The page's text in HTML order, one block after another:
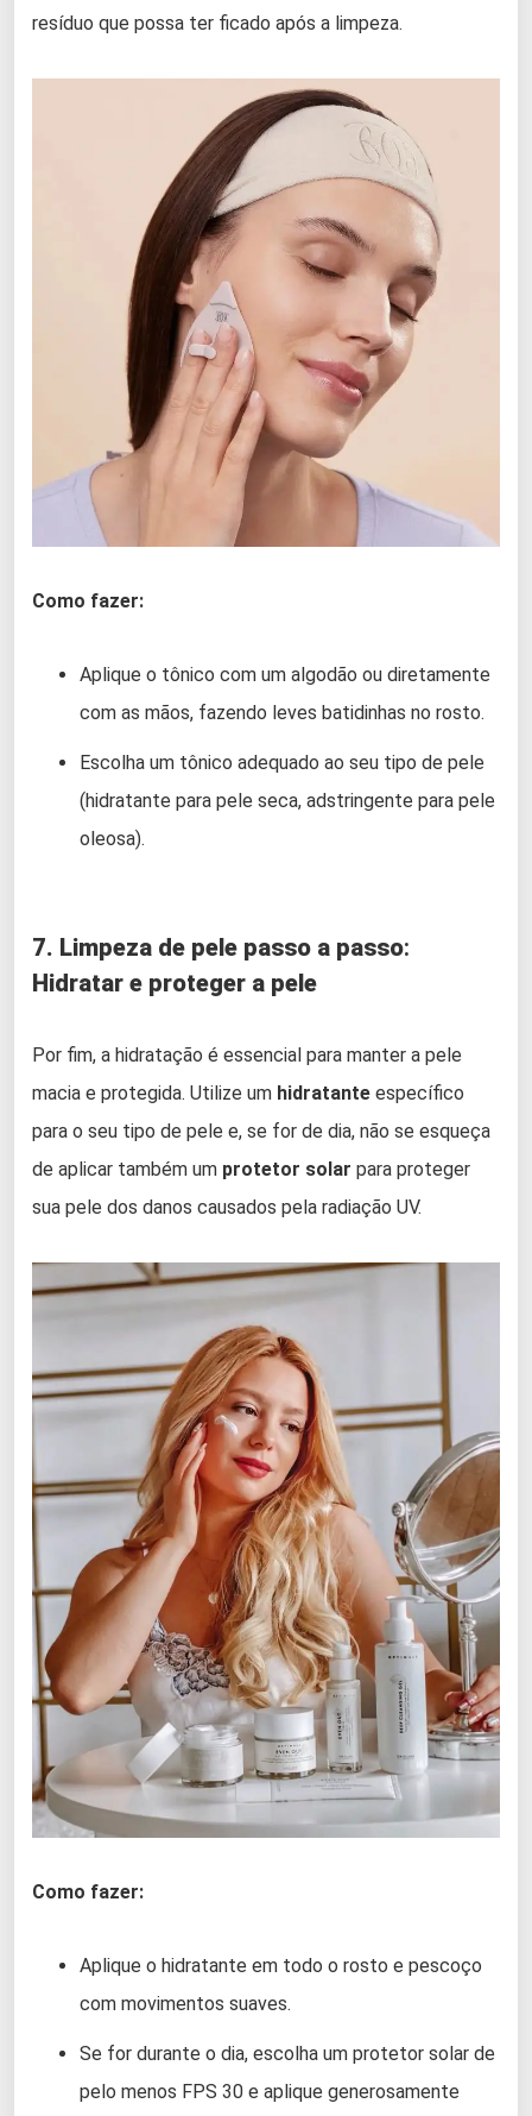
resíduo que possa ter ficado após a limpeza.
Como fazer:
Aplique o tônico com um algodão ou diretamente
com as mãos, fazendo leves batidinhas no rosto.
Escolha um tônico adequado ao seu tipo de pele
(hidratante para pele seca, adstringente para pele
oleosa).
7. Limpeza de pele passo a passo:
Hidratar e proteger a pele
Por fim, a hidratação é essencial para manter a pele
macia e protegida. Utilize um hidratante específico
para o seu tipo de pele e, se for de dia, não se esqueça
de aplicar também um protetor solar para proteger
sua pele dos danos causados pela radiação UV.
Como fazer:
Aplique o hidratante em todo o rosto e pescoço
com movimentos suaves.
Se for durante o dia, escolha um protetor solar de
pelo menos FPS 30 e aplique generosamente